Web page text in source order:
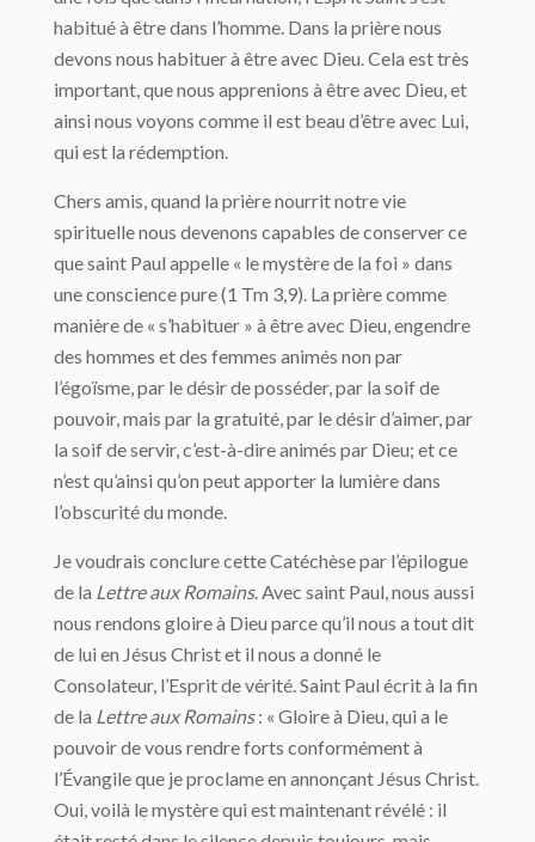
habitué à être dans l’homme. Dans la prière nous
devons nous habituer à être avec Dieu. Cela est très
important, que nous apprenions à être avec Dieu, et
ainsi nous voyons comme il est beau d’être avec Lui,
qui est la rédemption.
Chers amis, quand la prière nourrit notre vie
spirituelle nous devenons capables de conserver ce
que saint Paul appelle « le mystère de la foi » dans
une conscience pure (1 Tm 3,9). La prière comme
manière de « s’habituer » à être avec Dieu, engendre
des hommes et des femmes animés non par
l’égoïsme, par le désir de posséder, par la soif de
pouvoir, mais par la gratuité, par le désir d’aimer, par
la soif de servir, c’est-à-dire animés par Dieu; et ce
n’est qu’ainsi qu’on peut apporter la lumière dans
l’obscurité du monde.
Je voudrais conclure cette Catéchèse par l’épilogue
de la Lettre aux Romains. Avec saint Paul, nous aussi
nous rendons gloire à Dieu parce qu’il nous a tout dit
de lui en Jésus Christ et il nous a donné le
Consolateur, l’Esprit de vérité. Saint Paul écrit à la fin
de la Lettre aux Romains: « Gloire à Dieu, qui a le
pouvoir de vous rendre forts conformément à
l’Évangile que je proclame en annonçant Jésus Christ.
Oui, voilà le mystère qui est maintenant révélé : il